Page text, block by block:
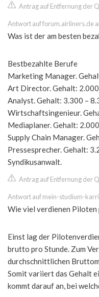
Antrag auf Entfernung der
Antwort auf forum.airliners.de
Was ist der am besten
Bestbezahlte Berufe
Marketing Manager.
Art Director. Gehalt: 2.000
Analyst. Gehalt: 3.300 –
Wirtschaftsingenieur.
Mediaplaner. Gehalt:
Supply Chain Manager.
Pressesprecher. Gehalt:
Syndikusanwalt.
Antrag auf Entfernung der
Antwort auf mein-studium-
Wie viel verdienen Piloten
Einst lag der
brutto pro Stunde. Zum
durchschnittlichen
Somit variiert das Gehalt
kommt darauf an, bei